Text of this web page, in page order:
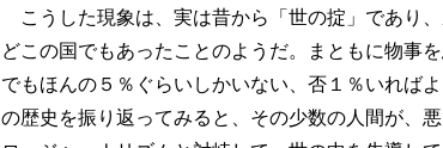
こうした現象は、実は昔から「世の掟」であり
どこの国でもあったことのようだ。まともに物事
でもほんの５％ぐらいしかいない、否１％いれば
の歴史を振り返ってみると、その少数の人間が、